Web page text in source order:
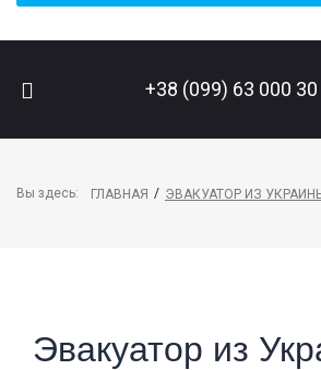
+38 (099) 63 000 30
Вы здесь: ГЛАВНАЯ / ЭВАКУАТОР ИЗ
Эвакуатор из